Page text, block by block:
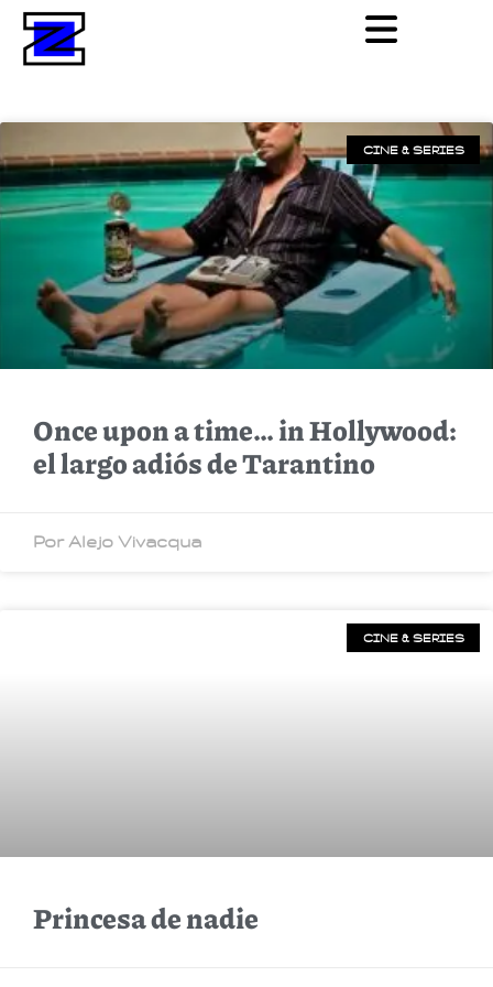
CINE & SERIES
Once upon a time… in Hollywood:
el largo adiós de Tarantino
Por Alejo Vivacqua
CINE & SERIES
Princesa de nadie